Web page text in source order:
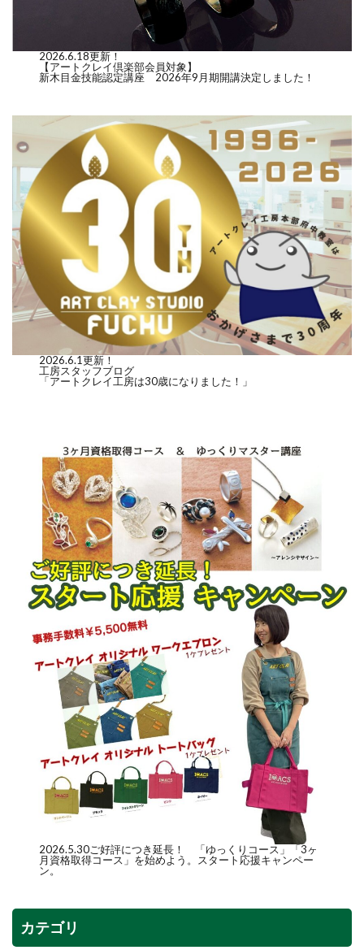
2026.6.18更新！
【アートクレイ倶楽部会員対象】
新木目金技能認定講座 2026年9月期開講決定しました！
2026.6.1更新！
工房スタッフブログ
「アートクレイ工房は30歳になりました！」
2026.5.30ご好評につき延長！ 「ゆっくりコース 」「3ヶ
月資格取得コース 」を始めよう。スタート応援キャンペー
ン。
カテゴリ